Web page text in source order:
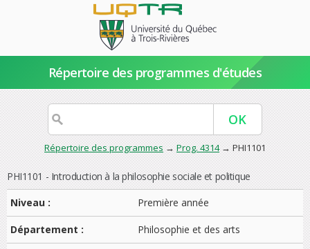
Répertoire des programmes d'études
Répertoire des programmes → Prog. 4314→ PHI1101
PHI1101 - Introduction à la philosophie sociale et politique
Niveau :
Première année
Département : Philosophie et des arts